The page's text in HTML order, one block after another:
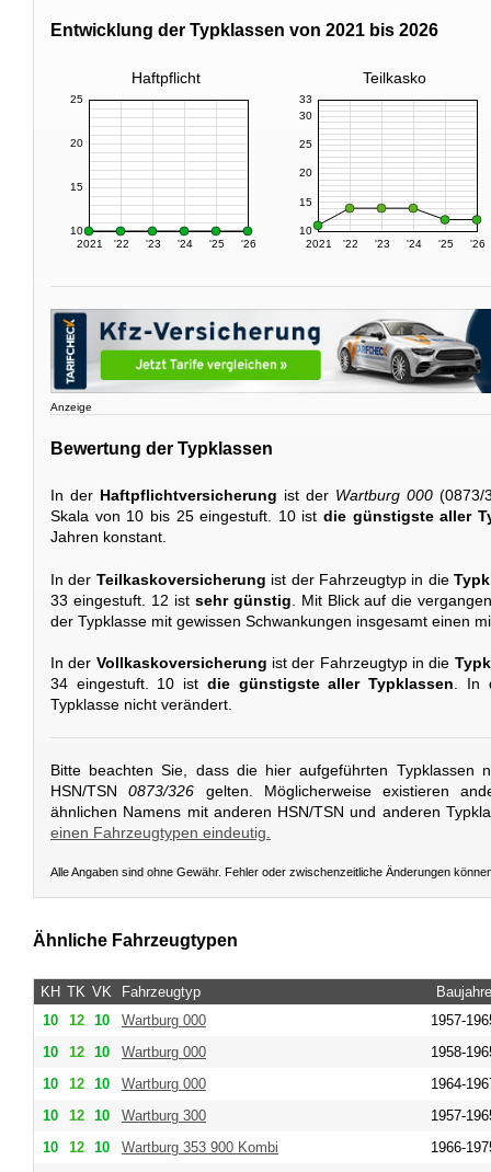
Entwicklung der Typklassen von 2021 bis 2026
Haftpflicht Teilkasko
2021 '22 '23 '24 '25 '26
10
15
20
25
2021 '22 '23 '24 '25 '26
10
15
20
25
30
33
Anzeige
Bewertung der Typklassen
In der Haftpflichtversicherung ist der Wartburg 000
Skala von 10 bis 25 eingestuft. 10 ist die günstigste aller
Jahren konstant.
In der Teilkaskoversicherung ist der Fahrzeugtyp in die
33 eingestuft. 12 ist sehr günstig . Mit Blick auf die
der Typklasse mit gewissen Schwankungen insgesamt einen
In der Vollkaskoversicherung ist der Fahrzeugtyp in die
34 eingestuft. 10 ist die günstigste aller Typklassen. In
Typklasse nicht verändert.
Bitte beachten Sie, dass die hier aufgeführten Typklassen
HSN/TSN0873/326 gelten. Möglicherweise existieren
ähnlichen Namens mit anderen HSN/TSN und anderen
einen Fahrzeugtypen eindeutig.
Alle Angaben sind ohne Gewähr. Fehler oder zwischenzeitliche Änderungen
Ähnliche Fahrzeugtypen
KH TK VK Fahrzeugtyp
Baujahre
10
12 10 Wartburg 000
1957-
10
12 10 Wartburg 000
1958-
10
12 10 Wartburg 000
1964-
10
12 10 Wartburg 300
1957-
10
12 10 Wartburg 353 900 Kombi
1966-